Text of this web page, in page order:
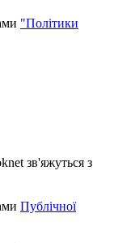
"Політики
зв'яжуться з
Публічної